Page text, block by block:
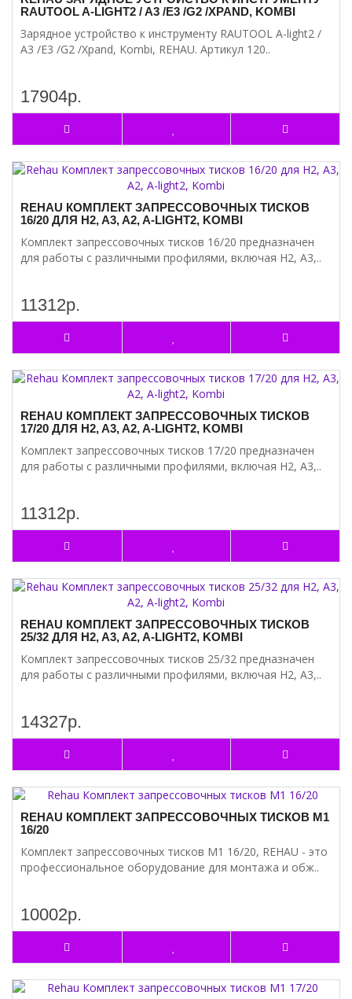
RAUTOOL A-LIGHT2 / A3 /E3 /G2 /XPAND, KOMBI
Зарядное устройство к инструменту RAUTOOL A-light2 /
A3 /E3 /G2 /Xpand, Kombi, REHAU. Артикул 120..
17904р.
REHAU КОМПЛЕКТ ЗАПРЕССОВОЧНЫХ ТИСКОВ
16/20 ДЛЯ H2, A3, A2, A-LIGHT2, KOMBI
Комплект запрессовочных тисков 16/20 предназначен
для работы с различными профилями, включая H2, A3,..
11312р.
REHAU КОМПЛЕКТ ЗАПРЕССОВОЧНЫХ ТИСКОВ
17/20 ДЛЯ H2, A3, A2, A-LIGHT2, KOMBI
Комплект запрессовочных тисков 17/20 предназначен
для работы с различными профилями, включая H2, A3,..
11312р.
REHAU КОМПЛЕКТ ЗАПРЕССОВОЧНЫХ ТИСКОВ
25/32 ДЛЯ H2, A3, A2, A-LIGHT2, KOMBI
Комплект запрессовочных тисков 25/32 предназначен
для работы с различными профилями, включая H2, A3,..
14327р.
REHAU КОМПЛЕКТ ЗАПРЕССОВОЧНЫХ ТИСКОВ М1
16/20
Комплект запрессовочных тисков М1 16/20, REHAU - это
профессиональное оборудование для монтажа и обж..
10002р.